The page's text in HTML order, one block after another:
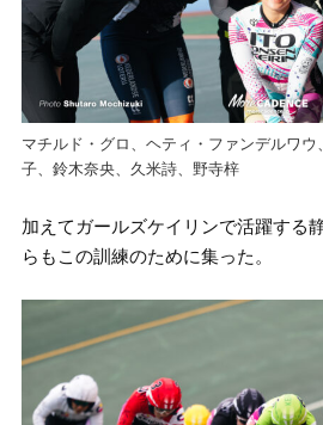
マチルド・グロ、ヘティ・ファンデルワ
子、鈴木奈央、久米詩、野寺梓
加えてガールズケイリンで活躍する
らもこの訓練のために集った。